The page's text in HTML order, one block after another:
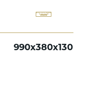
990x380x130